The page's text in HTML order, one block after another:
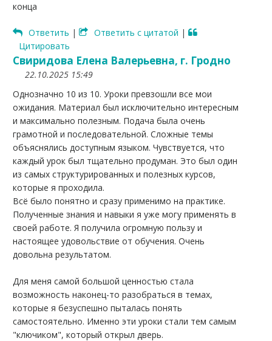
конца
Ответить | Ответить с цитатой |
Цитировать
Свиридова Елена Валерьевна, г. Гродно
22.10.2025 15:49
Однозначно 10 из 10. Уроки превзошли все мои
ожидания. Материал был исключительно интересным
и максимально полезным. Подача была очень
грамотной и последовательной. Сложные темы
объяснялись доступным языком. Чувствуется, что
каждый урок был тщательно продуман. Это был один
из самых структурированных и полезных курсов,
которые я проходила.
Всё было понятно и сразу применимо на практике.
Полученные знания и навыки я уже могу применять в
своей работе. Я получила огромную пользу и
настоящее удовольствие от обучения. Очень
довольна результатом.
Для меня самой большой ценностью стала
возможность наконец-то разобраться в темах,
которые я безуспешно пыталась понять
самостоятельно. Именно эти уроки стали тем самым
"ключиком", который открыл дверь.